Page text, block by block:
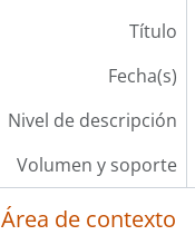
Título
Fecha(s)
Nivel de descripción
Volumen y soporte
Área de contexto